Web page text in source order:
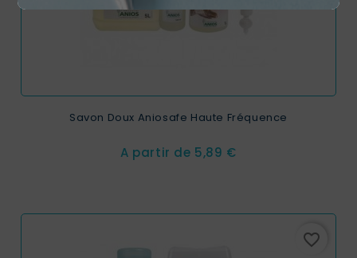
Savon Doux Aniosafe Haute Fréquence
A partir de Prix
5,89 €
favorite_border